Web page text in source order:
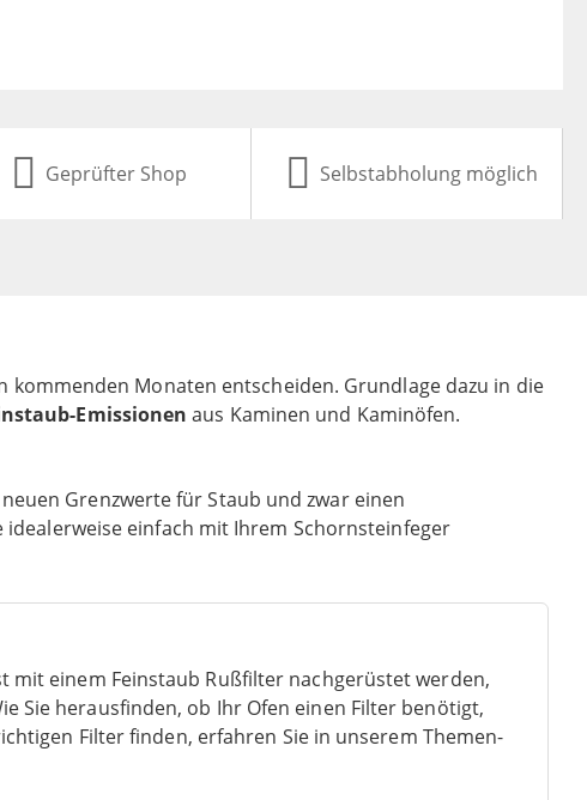
kommenden Monaten entscheiden. Grundlage dazu in die
Emissionen aus Kaminen und Kaminöfen.
Grenzwerte für Staub und zwar einen
idealerweise einfach mit Ihrem Schornsteinfeger
einem Feinstaub Rußfilter nachgerüstet werden,
Sie herausfinden, ob Ihr Ofen einen Filter benötigt,
Filter finden, erfahren Sie in unserem Themen-
Geprüfter Shop Selbstabholung möglich